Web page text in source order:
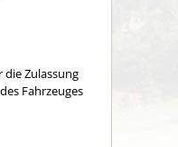
die Zulassung
Fahrzeuges